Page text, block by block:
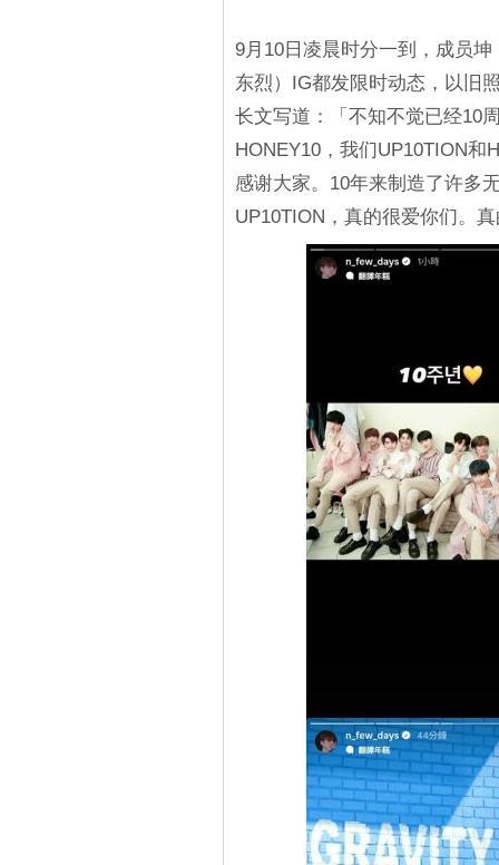
9月10日凌晨时分一到，成员
东烈）IG都发限时动态，以旧
长文写道：「不知不觉已经10
HONEY10，我们UP10TION
感谢大家。10年来制造了许多
UP10TION，真的很爱你们。